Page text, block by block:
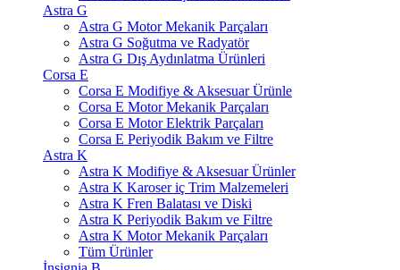
Astra G
Astra G Motor Mekanik Parçaları
Astra G Soğutma ve Radyatör
Astra G Dış Aydınlatma Ürünleri
Corsa E
Corsa E Modifiye & Aksesuar Ürünle
Corsa E Motor Mekanik Parçaları
Corsa E Motor Elektrik Parçaları
Corsa E Periyodik Bakım ve Filtre
Astra K
Astra K Modifiye & Aksesuar Ürünler
Astra K Karoser iç Trim Malzemeleri
Astra K Fren Balatası ve Diski
Astra K Periyodik Bakım ve Filtre
Astra K Motor Mekanik Parçaları
Tüm Ürünler